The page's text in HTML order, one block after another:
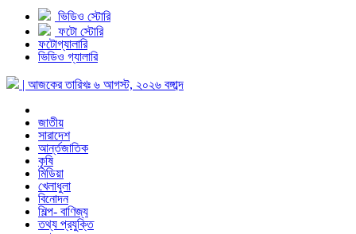
ভিডিও স্টোরি
ফটো স্টোরি
ফটোগ্যালারি
ভিডিও গ্যালারি
| আজকের তারিখঃ ৬ আগস্ট, ২০২৬ বঙ্গাব্দ
জাতীয়
সারাদেশ
আর্ন্তজাতিক
কৃষি
মিডিয়া
খেলাধুলা
বিনোদন
শিল্প- বাণিজ্য
তথ্য প্রযুক্তি